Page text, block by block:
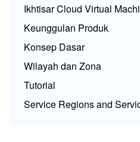
Ikhtisar Cloud Virtual
Keunggulan Produk
Konsep Dasar
Wilayah dan Zona
Tutorial
Service Regions and